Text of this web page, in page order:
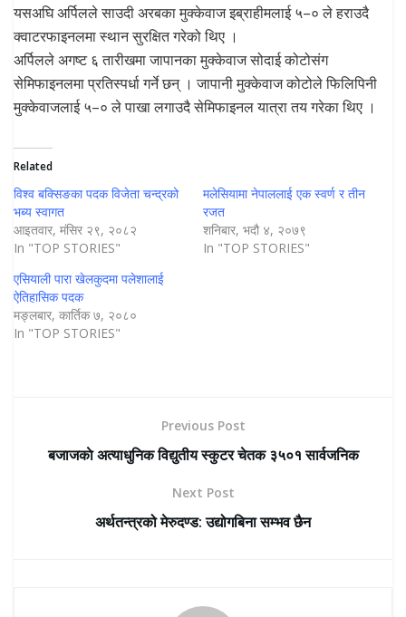
यसअघि अर्पिलले साउदी अरबका मुक्केवाज इब्राहीमलाई ५–० ले हराउदै
क्वाटरफाइनलमा स्थान सुरक्षित गरेको थिए ।
अर्पिलले अगष्ट ६ तारीखमा जापानका मुक्केवाज सोदाई कोटोसंग
सेमिफाइनलमा प्रतिस्पर्धा गर्ने छन् । जापानी मुक्केवाज कोटोले फिलिपिनी
मुक्केवाजलाई ५–० ले पाखा लगाउदै सेमिफाइनल यात्रा तय गरेका थिए ।
Related
विश्व बक्सिङका पदक विजेता चन्द्रको
भब्य स्वागत
आइतवार, मंसिर २९, २०८२
In "TOP STORIES"
मलेसियामा नेपाललाई एक स्वर्ण र तीन
रजत
शनिबार, भदौ ४, २०७९
In "TOP STORIES"
एसियाली पारा खेलकुदमा पलेशालाई
ऐतिहासिक पदक
मङ्लबार, कार्तिक ७, २०८०
In "TOP STORIES"
Previous Post
बजाजकाे अत्याधुनिक विद्युतीय स्कुटर चेतक ३५०१ सार्वजनिक
Next Post
अर्थतन्त्रको मेरुदण्ड: उद्योगबिना सम्भव छैन